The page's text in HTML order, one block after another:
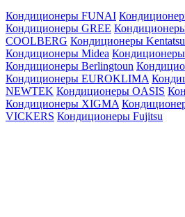
Кондиционеры FUNAI
Кондиционеры GREE
СOOLBERG Кондиционеры Kentatsu
Кондиционеры Midea
Кондиционеры Berlingtoun
Кондиционеры EUROKLIMA
NEWTEK Кондиционеры OASIS
Кондиционеры XIGMA
VICKERS Кондиционеры Fujitsu